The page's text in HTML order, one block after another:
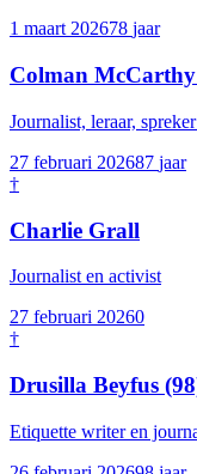
1 maart 202678 jaar
Colman McCarthy
Journalist, leraar,
27 februari 202687 jaar
†
Charlie Grall
Journalist en activist
27 februari 20260
†
Drusilla Beyfus
Etiquette writer en